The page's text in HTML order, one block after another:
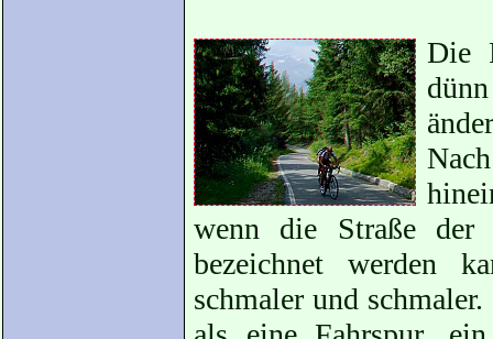
Die
wenn die Straße
bezeichnet werden
schmaler und